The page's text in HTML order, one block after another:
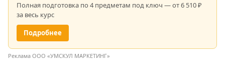
Полная подготовка по 4 предметам под ключ — от 6 510 ₽
за весь курс
Подробнее
Реклама ООО «УМСКУЛ МАРКЕТИНГ»